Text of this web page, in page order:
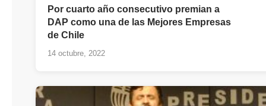
Por cuarto año consecutivo premian a
DAP como una de las Mejores Empresas
de Chile
14 octubre, 2022